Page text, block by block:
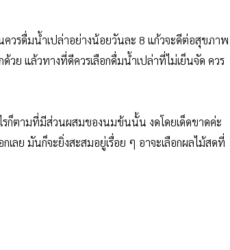
ควรดื่มน้ำเปล่าอย่างน้อยวันละ 8 แก้วจะดีต่อสุขภาพ
วย แล้วทางที่ดีควรเลือกดื่มน้ำเปล่าที่ไม่เย็นจัด ควร
รก็ตามที่มีส่วนผสมของนมข้นนั้น งดโดยเด็ดขาดค่ะ
เลย มันก็จะยิ่งสะสมอยู่เรื่อย ๆ อาจะเลือกผลไม้สดที่